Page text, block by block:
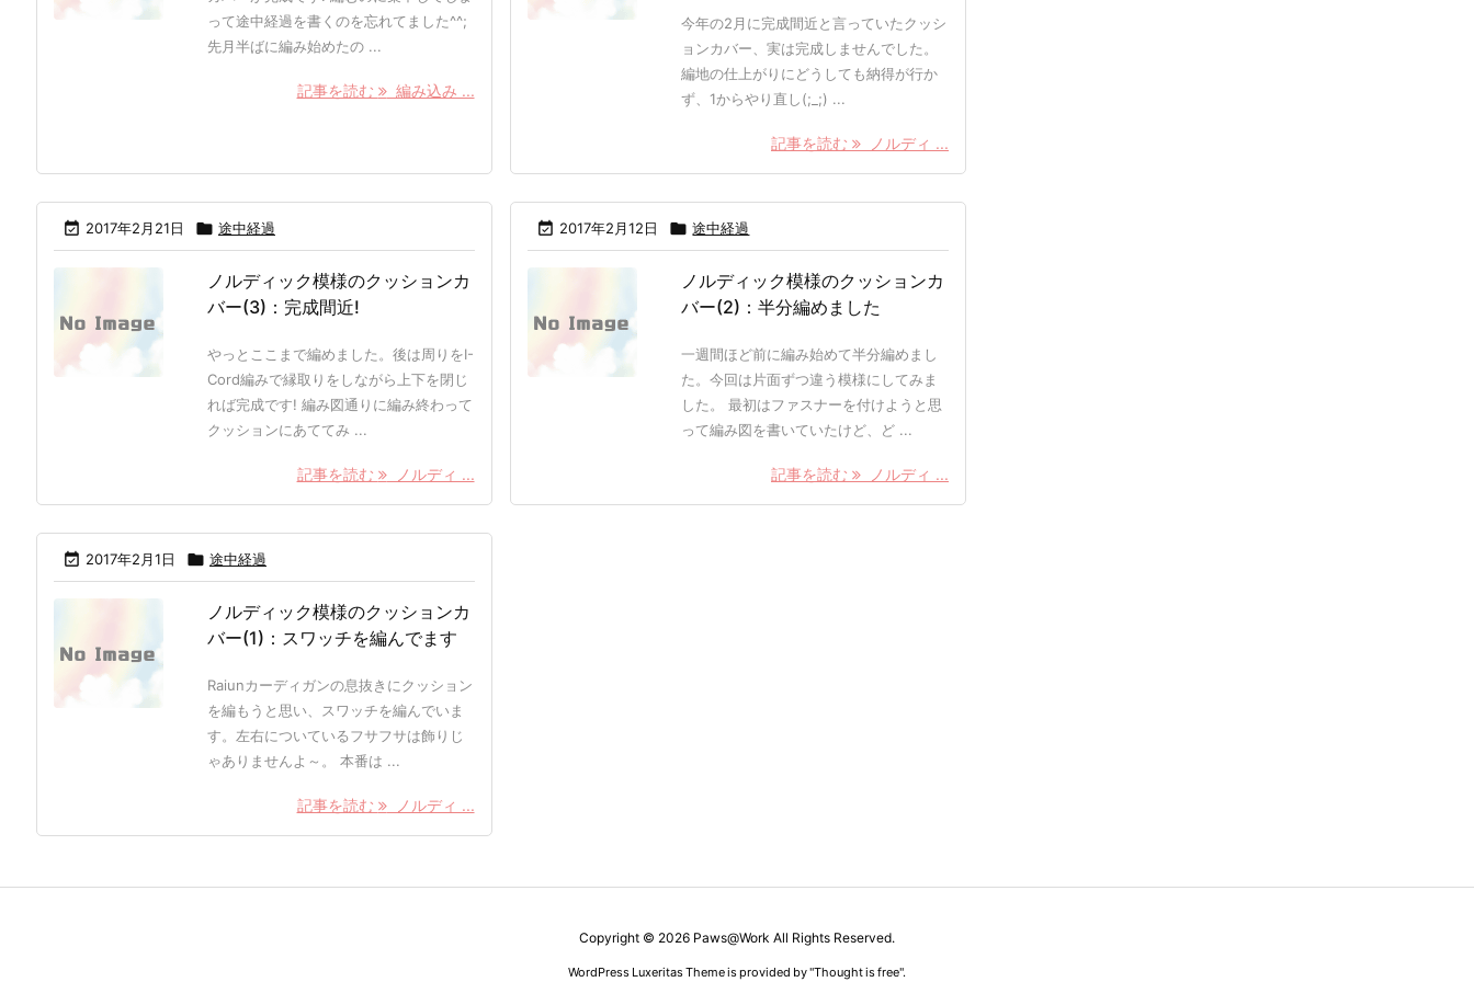
って途中経過を書くのを忘れてました^^;
先月半ばに編み始めたの ...
記事を読む 編み込み ...
今年の2月に完成間近と言っていたクッシ
ョンカバー、実は完成しませんでした。
編地の仕上がりにどうしても納得が行か
ず、1からやり直し(;_;) ...
記事を読む ノルディ ...
 2017年2月21日  途中経過
ノルディック模様のクッションカ
バー(3)：完成間近!
やっとここまで編めました。後は周りをI-
Cord編みで縁取りをしながら上下を閉じ
れば完成です! 編み図通りに編み終わって
クッションにあててみ ...
記事を読む ノルディ ...
 2017年2月12日  途中経過
ノルディック模様のクッションカ
バー(2)：半分編めました
一週間ほど前に編み始めて半分編めまし
た。今回は片面ずつ違う模様にしてみま
した。 最初はファスナーを付けようと思
って編み図を書いていたけど、ど ...
記事を読む ノルディ ...
 2017年2月1日  途中経過
ノルディック模様のクッションカ
バー(1)：スワッチを編んでます
Raiunカーディガンの息抜きにクッション
を編もうと思い、スワッチを編んでいま
す。左右についているフサフサは飾りじ
ゃありませんよ～。 本番は ...
記事を読む ノルディ ...
Copyright © 2026 Paws@Work All Rights Reserved.
WordPress Luxeritas Theme is provided by "Thought is free".